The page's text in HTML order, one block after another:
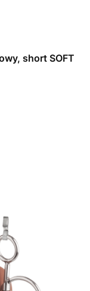
short SOFT